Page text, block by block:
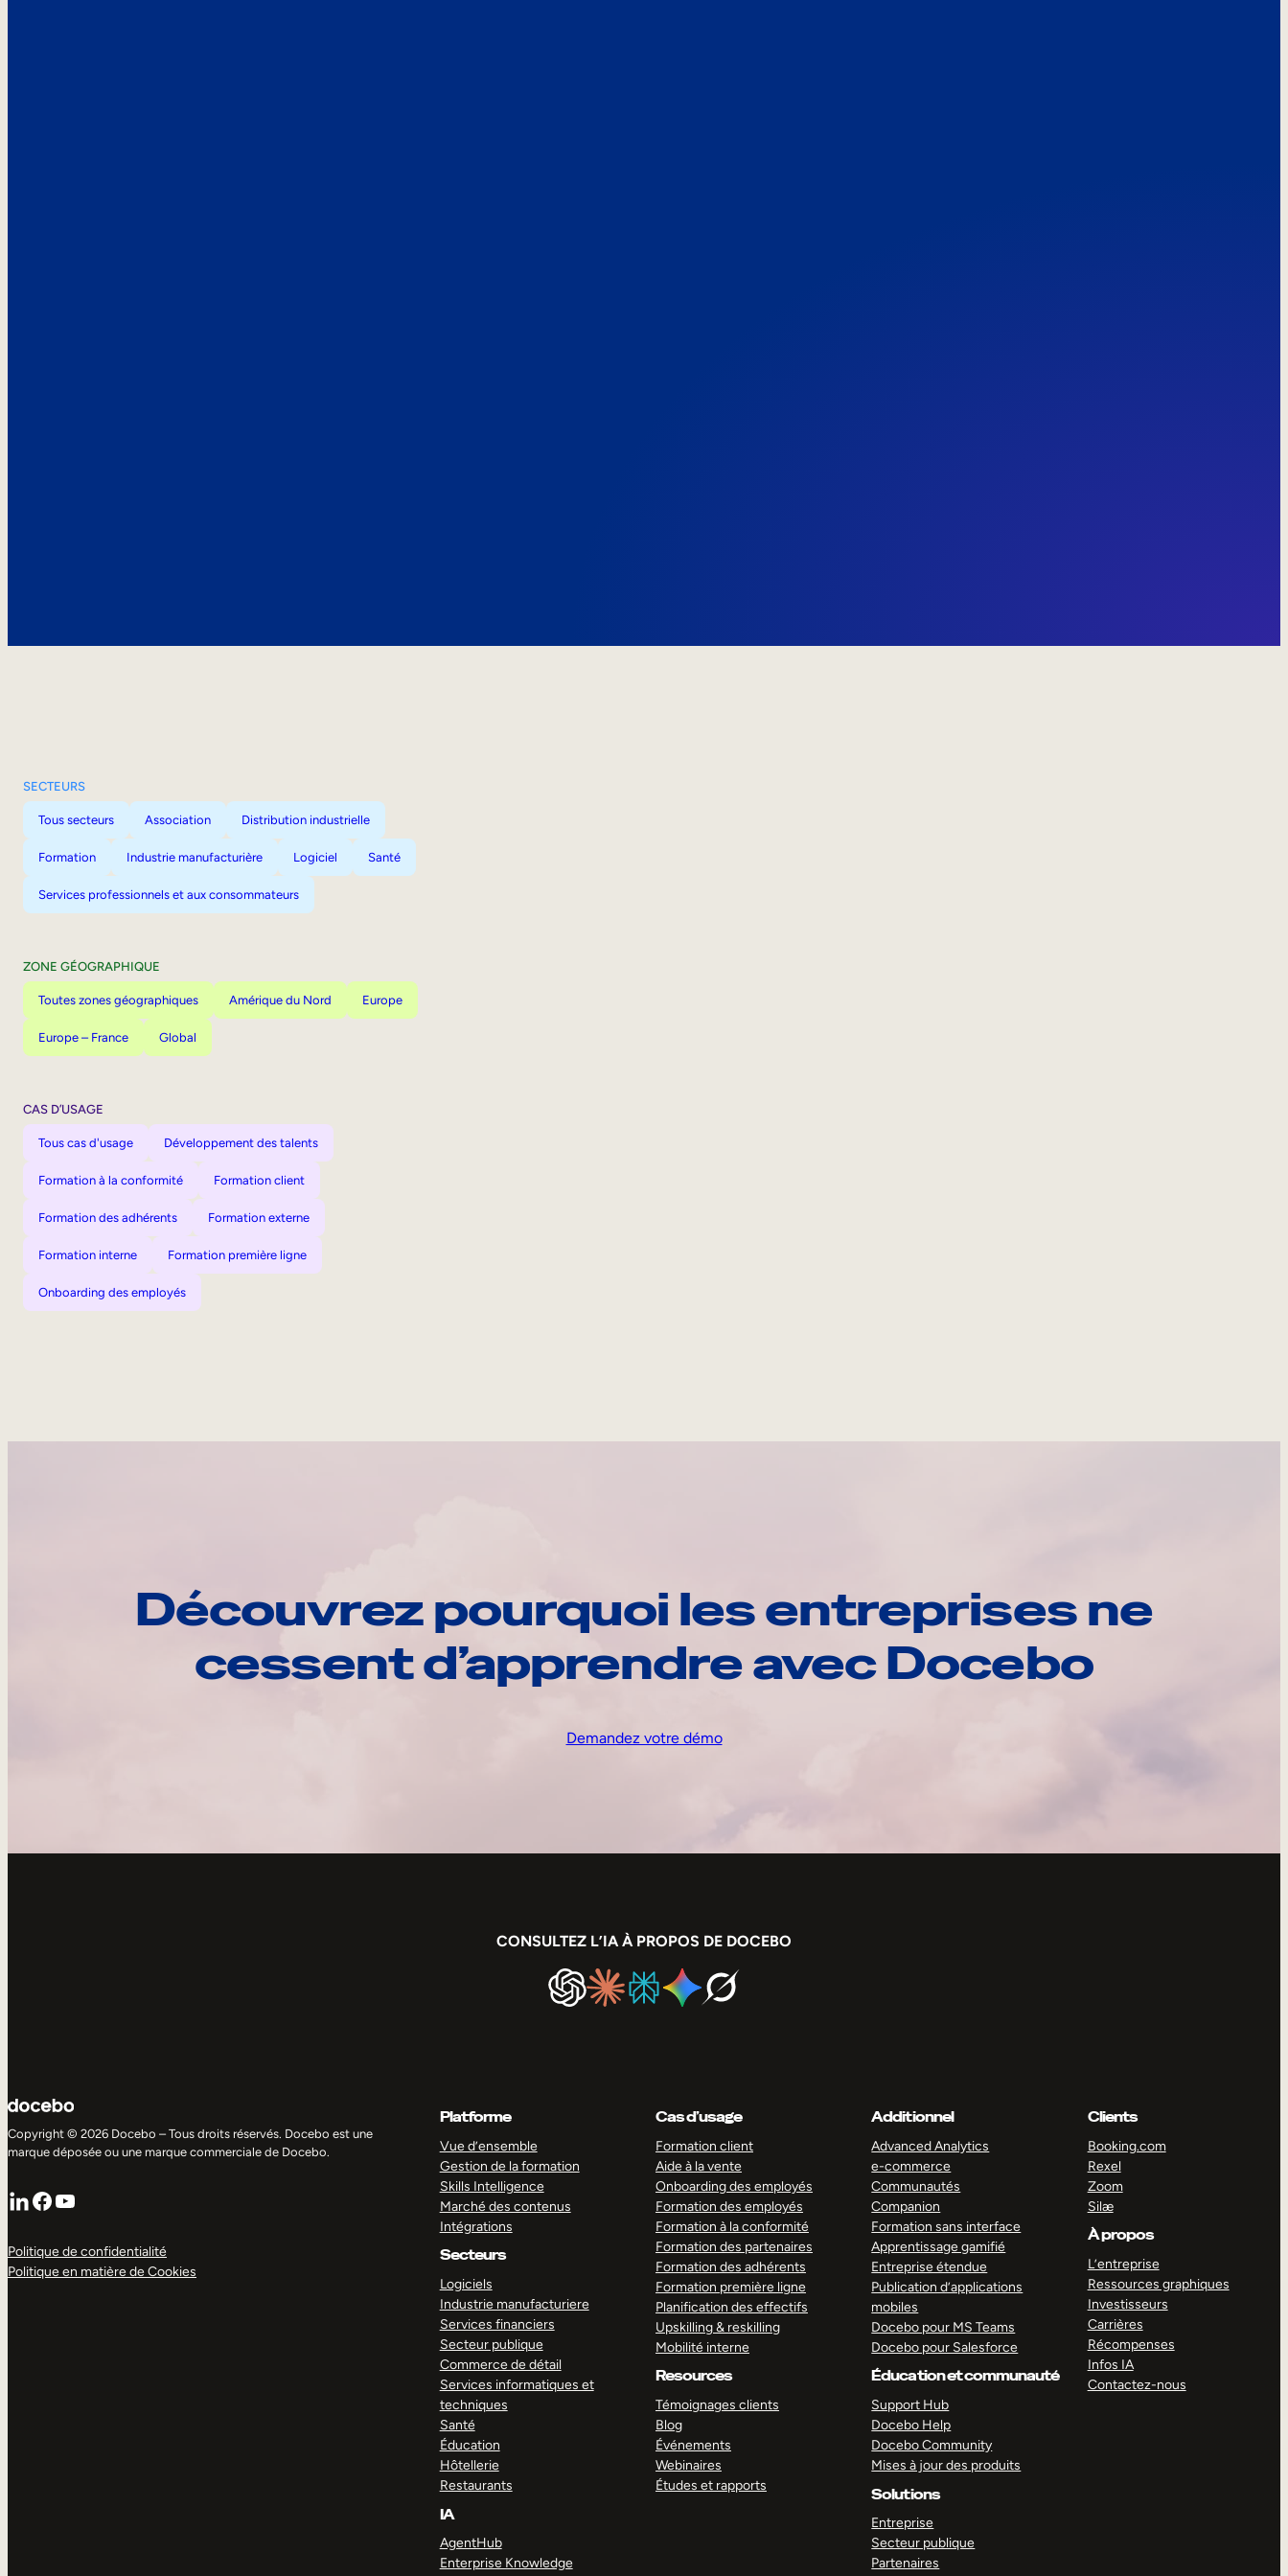
SECTEURS
Tous secteurs Association Distribution industrielle
Formation Industrie manufacturière Logiciel Santé
Services professionnels et aux consommateurs
ZONE GÉOGRAPHIQUE
Toutes zones géographiques Amérique du Nord Europe
Europe – France Global
CAS D’USAGE
Tous cas d'usage Développement des talents
Formation à la conformité Formation client
Formation des adhérents Formation externe
Formation interne Formation première ligne
Onboarding des employés
Découvrez pourquoi les entreprises ne
cessent d’apprendre avec Docebo
Demandez votre démo
CONSULTEZ L’IA À PROPOS DE DOCEBO
Copyright © 2026 Docebo – Tous droits réservés. Docebo est une
marque déposée ou une marque commerciale de Docebo.
LinkedIn
Facebook
YouTube
Politique de confidentialité
Politique en matière de Cookies
Platforme
Vue d’ensemble
Gestion de la formation
Skills Intelligence
Marché des contenus
Intégrations
Secteurs
Logiciels
Industrie manufacturiere
Services financiers
Secteur publique
Commerce de détail
Services informatiques et
techniques
Santé
Éducation
Hôtellerie
Restaurants
IA
AgentHub
Enterprise Knowledge
Cas d’usage
Formation client
Aide à la vente
Onboarding des employés
Formation des employés
Formation à la conformité
Formation des partenaires
Formation des adhérents
Formation première ligne
Planification des effectifs
Upskilling & reskilling
Mobilité interne
Resources
Témoignages clients
Blog
Événements
Webinaires
Études et rapports
Additionnel
Advanced Analytics
e-commerce
Communautés
Companion
Formation sans interface
Apprentissage gamifié
Entreprise étendue
Publication d’applications
mobiles
Docebo pour MS Teams
Docebo pour Salesforce
Éducation et communauté
Support Hub
Docebo Help
Docebo Community
Mises à jour des produits
Solutions
Entreprise
Secteur publique
Partenaires
Clients
Booking.com
Rexel
Zoom
Silæ
À propos
L’entreprise
Ressources graphiques
Investisseurs
Carrières
Récompenses
Infos IA
Contactez-nous